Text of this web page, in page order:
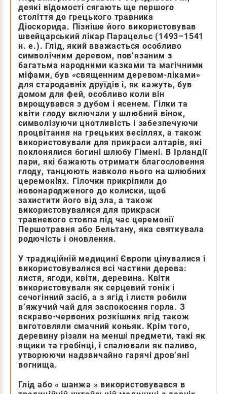
деякі відомості сягають ще першого
століття до грецького травника
Діоскорида. Пізніше його використовував
швейцарський лікар Парацельс (1493–1541
н. е.). Глід, який вважається особливо
символічним деревом, пов’язаним з
багатьма народними казками та магічними
міфами, був «священним деревом-ліками»
для стародавніх друїдів і, як кажуть, був
домом для фей, особливо коли він
вирощувався з дубом і ясенем. Гілки та
квіти глоду включали у шлюбний вінок,
символізуючи цнотливість і забезпечуючи
процвітання на грецьких весіллях, а також
використовували для прикраси алтарів, які
поклонялися богині шлюбу Гімені. В Ірландії
пари, які бажають отримати благословення
глоду, танцюють навколо нього на шлюбних
церемоніях. Гілочки прикріпили до
новонародженого до колиски, щоб
захистити його від зла, а також
використовувалися для прикраси
травневого стовпа під час церемонії
Першотравня або Бельтану, яка святкувала
родючість і оновлення.
У традиційній медицині Європи цінувалися і
використовувалися всі частини дерева:
листя, ягоди, квіти, деревина. Квіти
використовували як серцевий тонік і
сечогінний засіб, а з ягід і листя робили
в’яжучий чай для заспокоєння горла. З
яскраво-червоних розкішних ягід також
виготовляли смачний коньяк. Крім того,
деревину різали на менші предмети, такі як
ящики та гребінці, і спалювали як паливо,
утворюючи надзвичайно гарячі дров’яні
вогнища.
Глід або « шанжа » використовувався в